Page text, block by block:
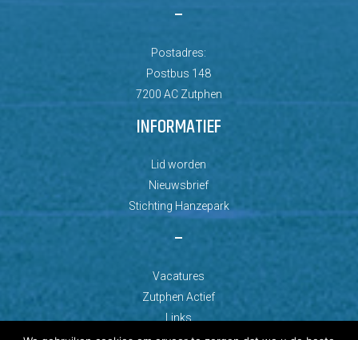
–
Postadres:
Postbus 148
7200 AC Zutphen
INFORMATIEF
Lid worden
Nieuwsbrief
Stichting Hanzepark
–
Vacatures
Zutphen Actief
Links